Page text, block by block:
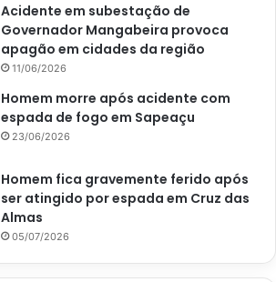
Acidente em subestação de
Governador Mangabeira provoca
apagão em cidades da região
11/06/2026
Homem morre após acidente com
espada de fogo em Sapeaçu
23/06/2026
Homem fica gravemente ferido após
ser atingido por espada em Cruz das
Almas
05/07/2026